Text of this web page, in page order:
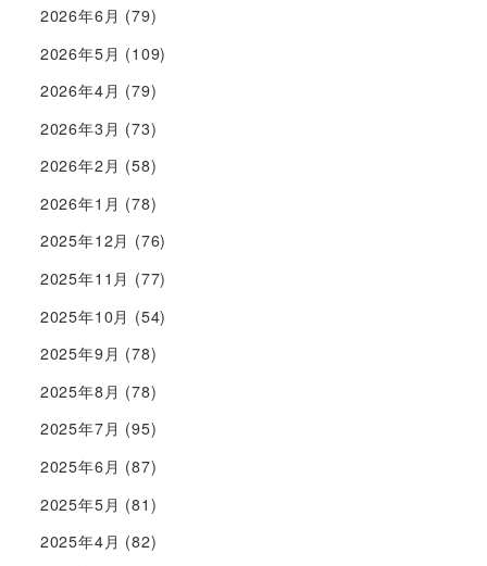
2026年6月 (79)
2026年5月 (109)
2026年4月 (79)
2026年3月 (73)
2026年2月 (58)
2026年1月 (78)
2025年12月 (76)
2025年11月 (77)
2025年10月 (54)
2025年9月 (78)
2025年8月 (78)
2025年7月 (95)
2025年6月 (87)
2025年5月 (81)
2025年4月 (82)